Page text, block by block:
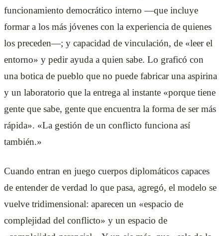
funcionamiento democrático interno —que incluye
formar a los más jóvenes con la experiencia de quienes
los preceden—; y capacidad de vinculación, de «leer el
entorno» y pedir ayuda a quien sabe. Lo graficó con
una botica de pueblo que no puede fabricar una aspirina
y un laboratorio que la entrega al instante «porque tiene
gente que sabe, gente que encuentra la forma de ser más
rápida». «La gestión de un conflicto funciona así
también.»
Cuando entran en juego cuerpos diplomáticos capaces
de entender de verdad lo que pasa, agregó, el modelo se
vuelve tridimensional: aparecen un «espacio de
complejidad del conflicto» y un espacio de